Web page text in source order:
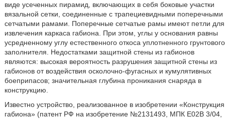
виде усеченных пирамид, включающих в себя боковые участки
вязальной сетки, соединенные с трапециевидными поперечными
сетчатыми рамами. Поперечные сетчатые рамы имеют петли для
извлечения каркаса габиона. При этом, углы у основания равны
усредненному углу естественного откоса уплотненного грунтового
заполнителя. Недостатками защитной стены из габионов
являются: высокая вероятность разрушения защитной стены из
габионов от воздействия осколочно-фугасных и кумулятивных
боеприпасов; значительная глубина проникания снаряда в
конструкцию.
Известно устройство, реализованное в изобретении «Конструкция
габиона» (патент РФ на изобретение №2131493, МПК Е02В 3/04,